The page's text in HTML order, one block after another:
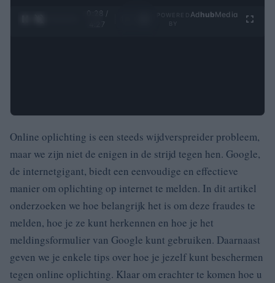
0:28 /
4:27
Ad hubMedia
Online oplichting is een steeds wijdverspreider probleem,
maar we zijn niet de enigen in de strijd tegen hen. Google,
de internetgigant, biedt een eenvoudige en effectieve
manier om oplichting op internet te melden. In dit artikel
onderzoeken we hoe belangrijk het is om deze fraudes te
melden, hoe je ze kunt herkennen en hoe je het
meldingsformulier van Google kunt gebruiken. Daarnaast
geven we je enkele tips over hoe je jezelf kunt beschermen
tegen online oplichting. Klaar om erachter te komen hoe u